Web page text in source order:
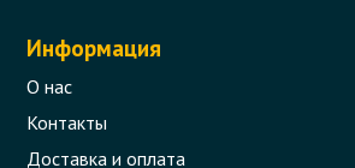
Информация
О нас
Контакты
Доставка и оплата